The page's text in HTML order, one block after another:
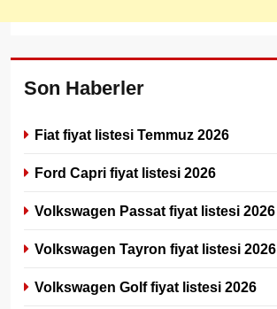
Son Haberler
Fiat fiyat listesi Temmuz 2026
Ford Capri fiyat listesi 2026
Volkswagen Passat fiyat listesi 2026
Volkswagen Tayron fiyat listesi 2026
Volkswagen Golf fiyat listesi 2026